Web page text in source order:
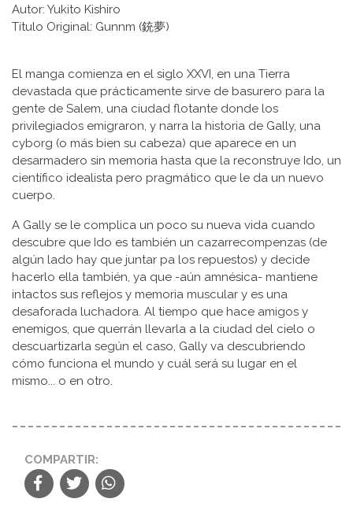
Autor: Yukito Kishiro
Título Original: Gunnm (銃夢)
El manga comienza en el siglo XXVI, en una Tierra
devastada que prácticamente sirve de basurero para la
gente de Salem, una ciudad flotante donde los
privilegiados emigraron, y narra la historia de Gally, una
cyborg (o más bien su cabeza) que aparece en un
desarmadero sin memoria hasta que la reconstruye Ido, un
científico idealista pero pragmático que le da un nuevo
cuerpo.
A Gally se le complica un poco su nueva vida cuando
descubre que Ido es también un cazarrecompenzas (de
algún lado hay que juntar pa los repuestos) y decide
hacerlo ella también, ya que -aún amnésica- mantiene
intactos sus reflejos y memoria muscular y es una
desaforada luchadora. Al tiempo que hace amigos y
enemigos, que querrán llevarla a la ciudad del cielo o
descuartizarla según el caso, Gally va descubriendo
cómo funciona el mundo y cuál será su lugar en el
mismo... o en otro.
COMPARTIR: